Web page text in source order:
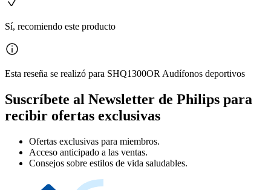
Sí, recomiendo este producto
Esta reseña se realizó para SHQ1300OR Audífonos deportivos
Suscríbete al Newsletter de Philips para
recibir ofertas exclusivas
Ofertas exclusivas para miembros.
Acceso anticipado a las ventas.
Consejos sobre estilos de vida saludables.